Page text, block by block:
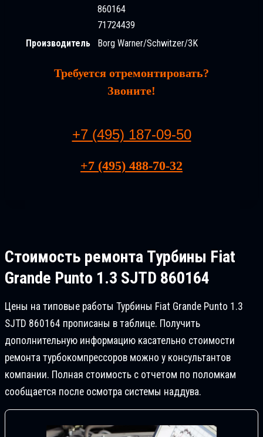
860164
71724439
Производитель
Borg Warner/Schwitzer/3K
Требуется отремонтировать?
Звоните!
+7 (495) 187-09-50
+7 (495) 488-70-32
Стоимость ремонта Турбины Fiat
Grande Puntо 1.3 SJTD 860164
Цены на типовые работы Турбины Fiat Grande Puntо 1.3
SJTD 860164 прописаны в таблице. Получить
дополнительную информацию касательно стоимости
ремонта турбокомпрессоров можно у консультантов
компании. Полная стоимость с отчетом по поломкам
сообщается после осмотра системы наддува.